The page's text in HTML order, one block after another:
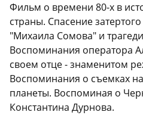
Фильм о времени 80-х в
страны. Спасение
"Михаила Сомова" и
Воспоминания оператора
своем отце - знаменитом
Воспоминания о съемках
планеты. Воспоминая о
Константина Дурнова.